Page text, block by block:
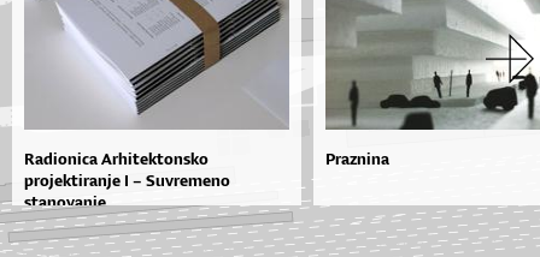
Radionica Arhitektonsko
projektiranje I – Suvremeno
stanovanje...
Praznina